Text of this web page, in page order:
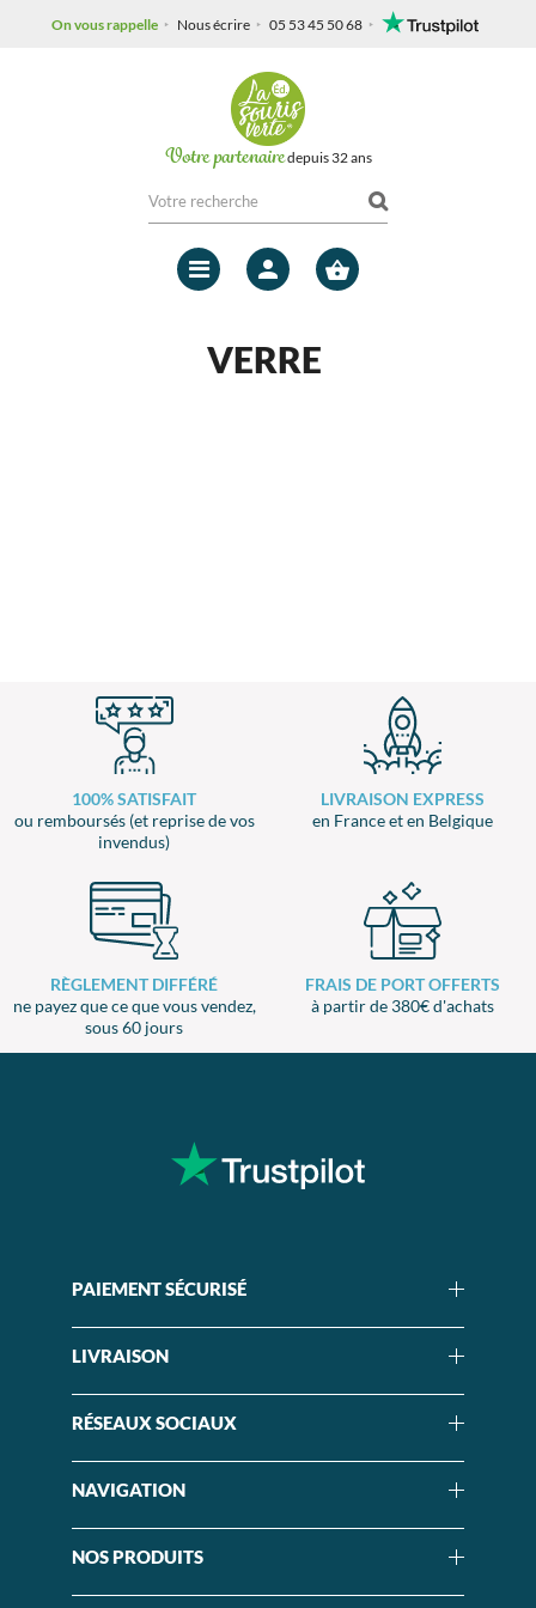
On vous rappelle Nous écrire 05 53 45 50 68
Votre partenairedepuis 32 ans
Mon
VERRE
100% SATISFAIT
ou remboursés (et reprise de vos
invendus)
LIVRAISON EXPRESS
en France et en Belgique
RÈGLEMENT DIFFÉRÉ
ne payez que ce que vous vendez,
sous 60 jours
FRAIS DE PORT OFFERTS
à partir de 380€ d'achats
PAIEMENT SÉCURISÉ
LIVRAISON
RÉSEAUX SOCIAUX
NAVIGATION
NOS PRODUITS